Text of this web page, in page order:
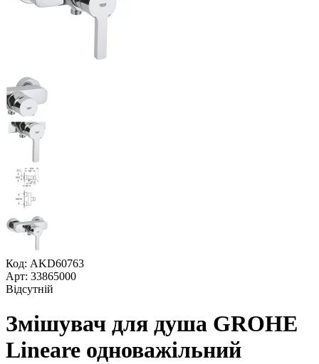
Код: AKD60763
Арт: 33865000
Відсутній
Змішувач для душа GROHE
Lineare одноважільний